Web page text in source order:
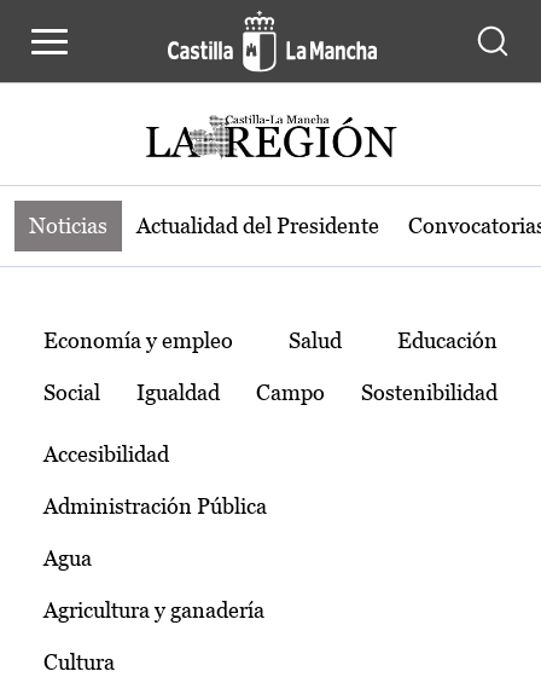
Noticias de la región de Castilla-La
Noticias Actualidad del Presidente
Temas
Economía y empleo Salud Educación
Social Igualdad Campo Sostenibilidad
Accesibilidad
Administración Pública
Agua
Agricultura y ganadería
Cultura